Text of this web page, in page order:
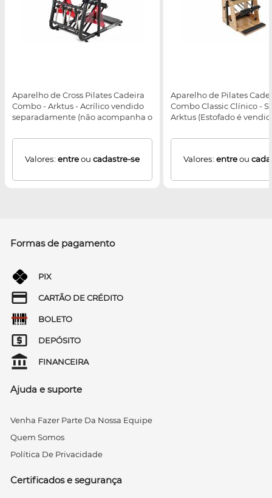
Aparelho de Cross Pilates Cadeira
Combo - Arktus - Acrílico vendido
separadamente (não acompanha o
Valores: entreou cadastre-se
Aparelho de Pilates
Combo Classic Clínico -
Arktus (Estofado é
Valores: entreou
Formas de pagamento
PIX
CARTÃO DE CRÉDITO
BOLETO
DEPÓSITO
FINANCEIRA
Ajuda e suporte
Venha Fazer Parte Da Nossa Equipe
Quem Somos
Política De Privacidade
Certificados e segurança